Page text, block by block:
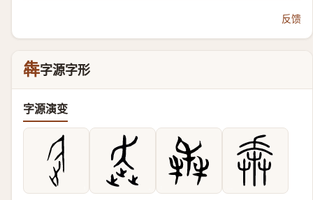
反馈
犇字源字形
字源演变